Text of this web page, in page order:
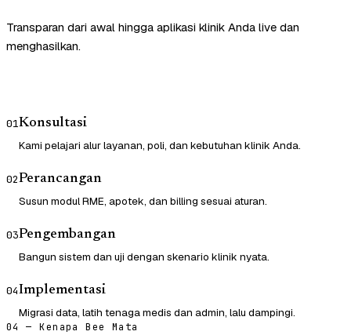
Transparan dari awal hingga aplikasi klinik Anda live dan
menghasilkan.
01Konsultasi
Kami pelajari alur layanan, poli, dan kebutuhan klinik Anda.
02Perancangan
Susun modul RME, apotek, dan billing sesuai aturan.
03Pengembangan
Bangun sistem dan uji dengan skenario klinik nyata.
04Implementasi
Migrasi data, latih tenaga medis dan admin, lalu dampingi.
04 — Kenapa Bee Mata